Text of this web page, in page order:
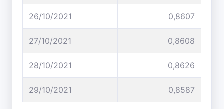
26/10/2021 0,8607
27/10/2021 0,8608
28/10/2021 0,8626
29/10/2021 0,8587